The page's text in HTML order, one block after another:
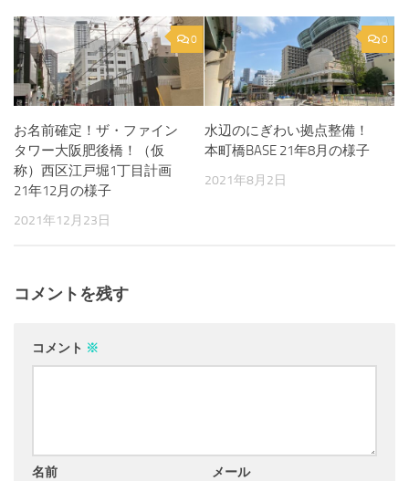
0
お名前確定！ザ・ファイン
タワー大阪肥後橋！（仮
称）西区江戸堀1丁目計画
21年12月の様子
2021年12月23日
0
水辺のにぎわい拠点整備！
本町橋BASE 21年8月の様子
2021年8月2日
コメントを残す
コメント ※
名前 メール